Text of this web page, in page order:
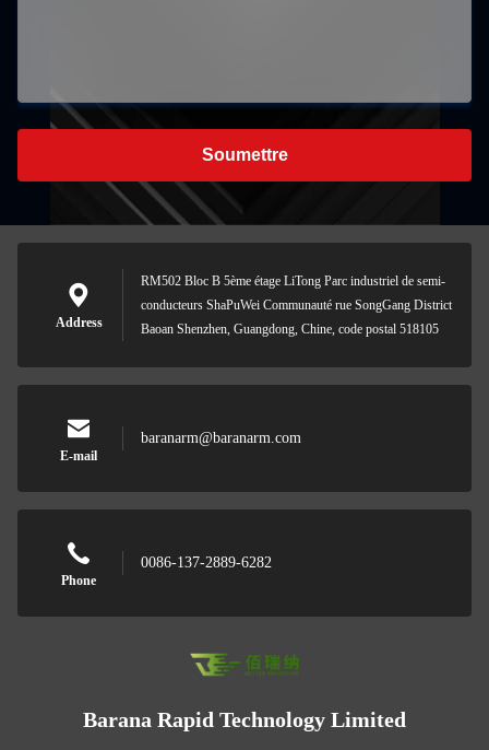
Soumettre
Address
RM502 Bloc B 5ème étage LiTong Parc industriel de semi-
conducteurs ShaPuWei Communauté rue SongGang District
Baoan Shenzhen, Guangdong, Chine, code postal 518105
E-mail
baranarm@baranarm.com
Phone
0086-137-2889-6282
Barana Rapid Technology Limited